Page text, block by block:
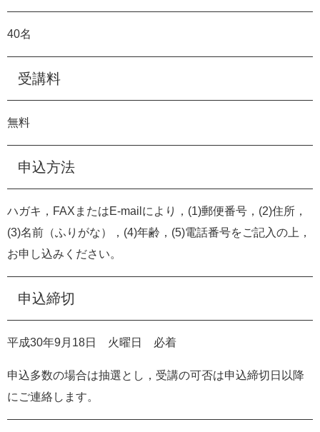
40名
受講料
無料
申込方法
ハガキ， FAX またはE-mail により，(1)郵便番号，(2)住所，
(3)名前（ふりがな），(4)年齢，(5)電話番号をご記入の上，
お申し込みください。
申込締切
平成30年9月 18日 火曜日 必着
申込多数の場合は抽選とし，受講の可否は申込締切日以降
にご連絡します。